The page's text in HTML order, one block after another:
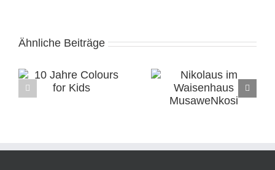
Ähnliche Beiträge